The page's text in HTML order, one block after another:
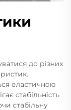
до різних
еластичною
стабільність
стабільну